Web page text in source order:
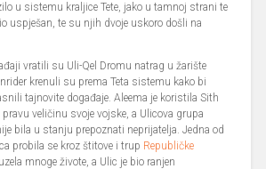
u sistemu kraljice Tete, jako u tamnoj strani te
uspješan, te su njih dvoje uskoro došli na
vratili su Uli-Qel Dromu natrag u žarište
krenuli su prema Teta sistemu kako bi
tajnovite događaje. Aleema je koristila Sith
veličinu svoje vojske, a Ulicova grupa
bila u stanju prepoznati neprijatelja. Jedna od
probila se kroz štitove i trup Republičke
mnoge živote, a Ulic je bio ranjen